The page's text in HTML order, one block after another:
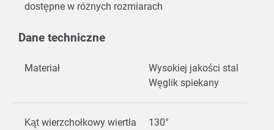
dostępne w różnych rozmiarach
Dane techniczne
Materiał
Wysokiej jakości stal
Węglik spiekany
Kąt wierzchołkowy wiertła 130°